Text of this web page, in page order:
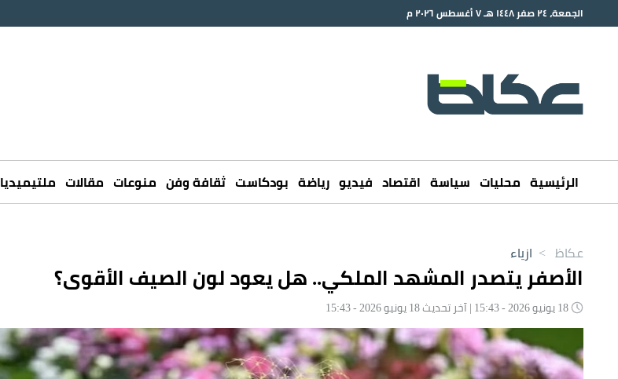
الجمعة، ٢٤ صفر ١٤٤٨ هـ ٧ أغسطس ٢٠٢٦ م
الرئيسية محليات سياسة اقتصاد فيديو رياضة بودكاست ثقافة وفن منوعات مقالات ملتيميديا
عكاظ > ازياء
الأصفر يتصدر المشهد الملكي.. هل يعود لون الصيف الأقوى؟